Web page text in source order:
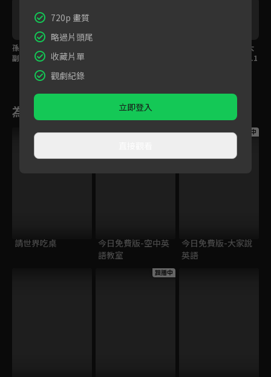
孫沁岳來啦！想看面癱
副總演譯「冰山融化」
嗎？全新契約戀愛6.19
詭計開始！
預告：相愛相殺卡司大
集合！全新契約戀愛6.1
為您推薦
跟播中
請世界吃桌
跟播中
今日免費版-空中英
語教室
跟播中
今日免費版-大家說
英語
跟播中
720p 畫質
略過片頭尾
收藏片單
觀劇紀錄
立即登入